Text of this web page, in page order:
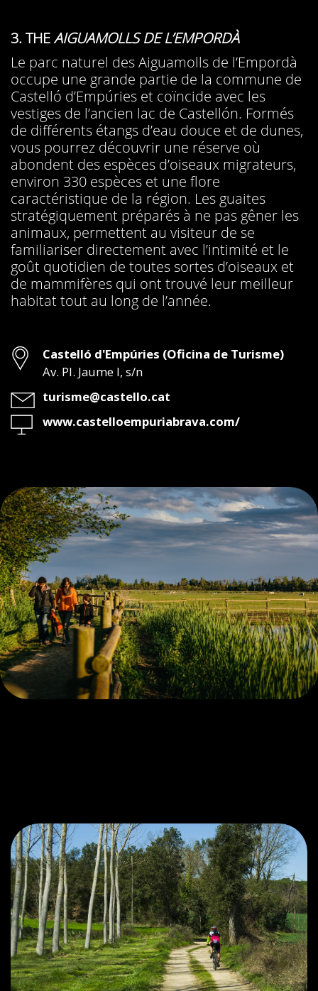
3. THEAIGUAMOLLS DE L’EMPORDÀ
Le parc naturel des Aiguamolls de l’Empordà
occupe une grande partie de la commune de
Castelló d’Empúries et coïncide avec les
vestiges de l’ancien lac de Castellón. Formés
de différents étangs d’eau douce et de dunes,
vous pourrez découvrir une réserve où
abondent des espèces d’oiseaux migrateurs,
environ 330 espèces et une flore
caractéristique de la région. Les guaites
stratégiquement préparés à ne pas gêner les
animaux, permettent au visiteur de se
familiariser directement avec l’intimité et le
goût quotidien de toutes sortes d’oiseaux et
de mammifères qui ont trouvé leur meilleur
habitat tout au long de l’année.
Adresse
Castelló d'Empúries (Oficina de Turisme)
Av. Pl. Jaume I, s/n
Email
turisme@castello.cat
Web
www.castelloempuriabrava.com/